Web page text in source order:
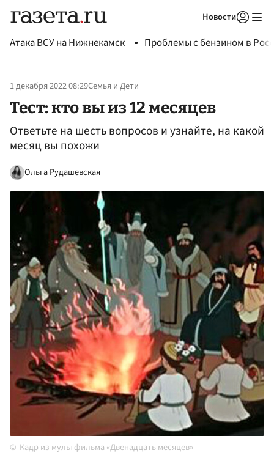
Новости
Атака ВСУ на Нижнекамск Проблемы с бензином в
1 декабря 2022 08:29Семья и Дети
Тест: кто вы из 12 месяцев
Ответьте на шесть вопросов и узнайте, на какой
месяц вы похожи
Ольга Рудашевская
Кадр из мультфильма «Двенадцать месяцев»